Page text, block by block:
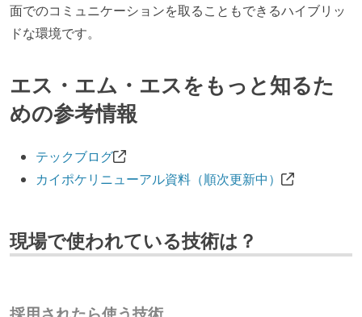
面でのコミュニケーションを取ることもできるハイブリッ
ドな環境です。
エス・エム・エスをもっと知るた
めの参考情報
テックブログ
カイポケリニューアル資料（順次更新中）
現場で使われている技術は？